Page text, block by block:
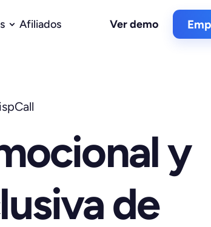
Afiliados Ver demo
y
de